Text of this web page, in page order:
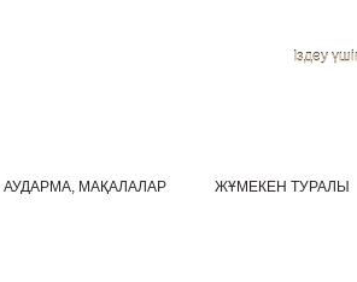
Іздеу
АУДАРМА, МАҚАЛАЛАР ЖҰМЕКЕН ТУРАЛЫ